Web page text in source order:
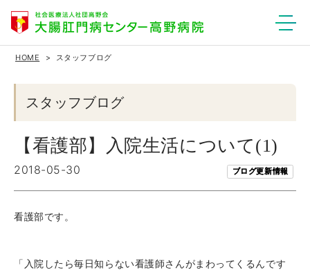
HOME スタッフブログ
スタッフブログ
【看護部】入院生活について(1)
2018-05-30 ブログ更新情報
看護部です。
「入院したら毎日知らない看護師さんがまわってくるんです